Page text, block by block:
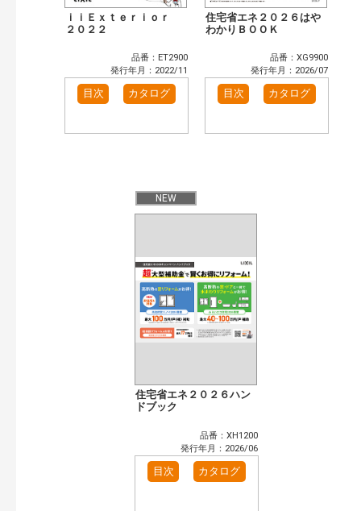
窓・シャッター（14）
玄関ドア・引戸（6）
インテリア建材（10）
エクステリア（3）
トイレ（3）
小型電気温水器（1）
水栓金具（3）
ｉｉＥｘｔｅｒｉｏｒ
２０２２
品番：ET2900
発行年月：2022/11
目次 カタログ
住宅省エネ２０２６はや
わかりＢＯＯＫ
品番：XG9900
発行年月：2026/07
目次 カタログ
NEW
住宅省エネ２０２６ハン
ドブック
品番：XH1200
発行年月：2026/06
目次 カタログ